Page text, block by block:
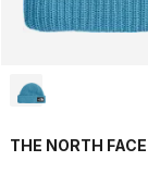
THE NORTH FACE